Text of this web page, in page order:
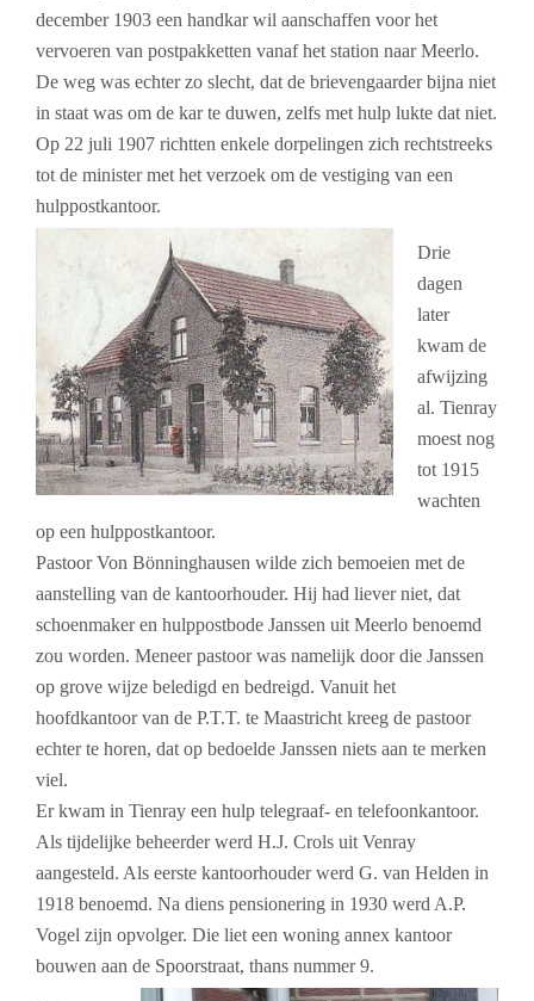
december 1903 een handkar wil aanschaffen voor het
vervoeren van postpakketten vanaf het station naar Meerlo.
De weg was echter zo slecht, dat de brievengaarder bijna niet
in staat was om de kar te duwen, zelfs met hulp lukte dat niet.
Op 22 juli 1907 richtten enkele dorpelingen zich rechtstreeks
tot de minister met het verzoek om de vestiging van een
hulppostkantoor.
Drie
dagen
later
kwam de
afwijzing
al. Tienray
moest nog
tot 1915
wachten
op een hulppostkantoor.
Pastoor Von Bönninghausen wilde zich bemoeien met de
aanstelling van de kantoorhouder. Hij had liever niet, dat
schoenmaker en hulppostbode Janssen uit Meerlo benoemd
zou worden. Meneer pastoor was namelijk door die Janssen
op grove wijze beledigd en bedreigd. Vanuit het
hoofdkantoor van de P.T.T. te Maastricht kreeg de pastoor
echter te horen, dat op bedoelde Janssen niets aan te merken
viel.
Er kwam in Tienray een hulp telegraaf- en telefoonkantoor.
Als tijdelijke beheerder werd H.J. Crols uit Venray
aangesteld. Als eerste kantoorhouder werd G. van Helden in
1918 benoemd. Na diens pensionering in 1930 werd A.P.
Vogel zijn opvolger. Die liet een woning annex kantoor
bouwen aan de Spoorstraat, thans nummer 9.